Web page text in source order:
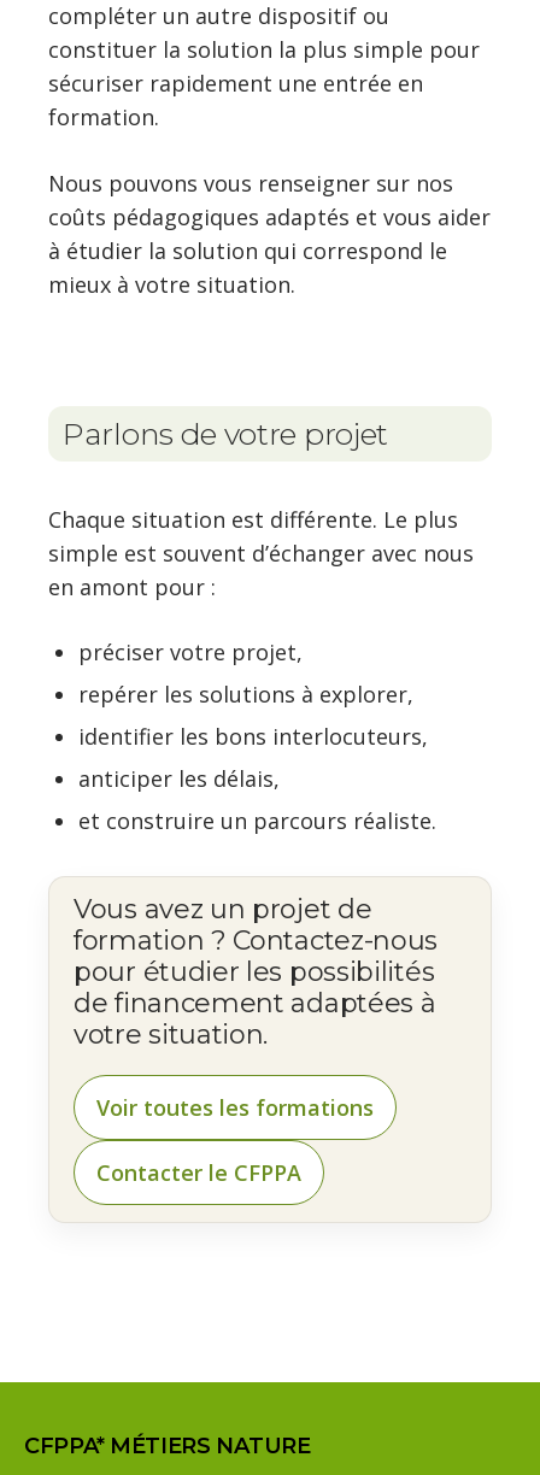
compléter un autre dispositif ou
constituer la solution la plus simple pour
sécuriser rapidement une entrée en
formation.
Nous pouvons vous renseigner sur nos
coûts pédagogiques adaptés et vous aider
à étudier la solution qui correspond le
mieux à votre situation.
Parlons de votre projet
Chaque situation est différente. Le plus
simple est souvent d’échanger avec nous
en amont pour :
préciser votre projet,
repérer les solutions à explorer,
identifier les bons interlocuteurs,
anticiper les délais,
et construire un parcours réaliste.
Vous avez un projet de
formation ? Contactez-nous
pour étudier les possibilités
de financement adaptées à
votre situation.
Voir toutes les formations
Contacter le CFPPA
CFPPA* MÉTIERS NATURE